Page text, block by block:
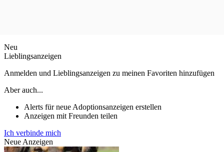
Neu
Lieblingsanzeigen
Anmelden und Lieblingsanzeigen zu meinen Favoriten hinzufügen
Aber auch...
Alerts für neue Adoptionsanzeigen erstellen
Anzeigen mit Freunden teilen
Ich verbinde mich
Neue Anzeigen